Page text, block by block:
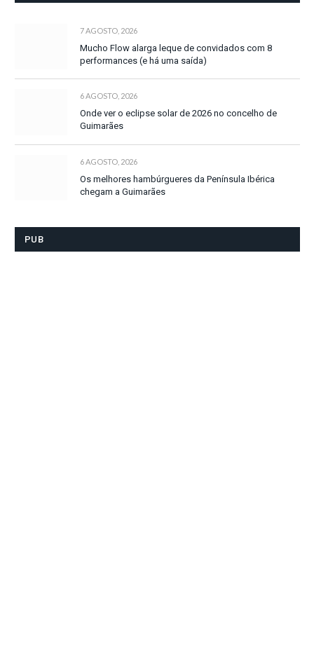
7 AGOSTO, 2026
Mucho Flow alarga leque de convidados com 8
performances (e há uma saída)
6 AGOSTO, 2026
Onde ver o eclipse solar de 2026 no concelho de
Guimarães
6 AGOSTO, 2026
Os melhores hambúrgueres da Península Ibérica
chegam a Guimarães
PUB